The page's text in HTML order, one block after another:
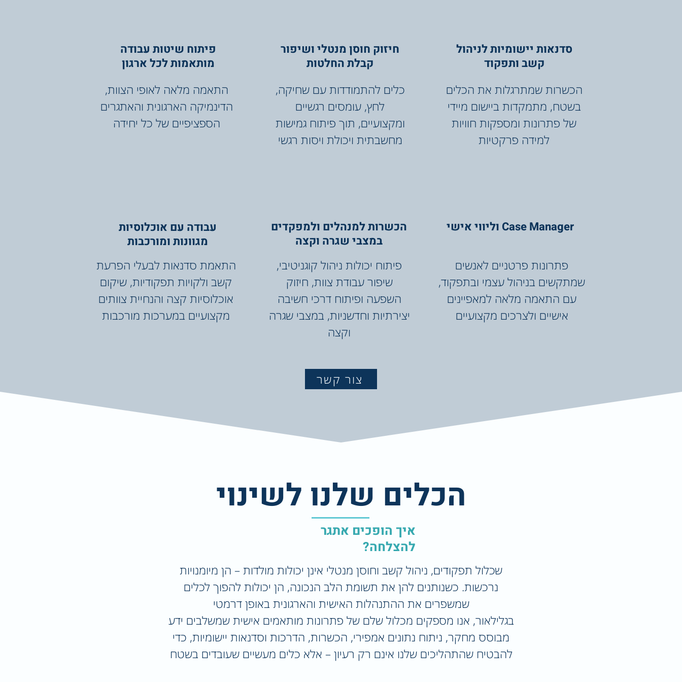
פיתוח שיטות עבודה
מותאמות לכל ארגון
התאמה מלאה לאופי הצוות,
הדינמיקה הארגונית והאתגרים
הספציפיים של כל יחידה
חיזוק חוסן מנטלי ושיפור
קבלת החלטות
כלים להתמודדות עם שחיקה,
לחץ, עומסים רגשיים
ומקצועיים, תוך פיתוח גמישות
מחשבתית ויכולת ויסות רגשי
סדנאות יישומיות לניהול
קשב ותפקוד
הכשרות שמתרגלות את הכלים
בשטח, מתמקדות ביישום מיידי
של פתרונות ומספקות חוויות
למידה פרקטיות
עבודה עם אוכלוסיות
מגוונות ומורכבות
התאמת סדנאות לבעלי הפרעת
קשב ולקויות תפקודיות, שיקום
אוכלוסיות קצה והנחיית צוותים
מקצועיים במערכות מורכבות
הכשרות למנהלים ולמפקדים
במצבי שגרה וקצה
פיתוח יכולות ניהול קוגניטיבי,
שיפור עבודת צוות, חיזוק
השפעה ופיתוח דרכי חשיבה
יצירתיות וחדשניות, במצבי שגרה
וקצה
פתרונות פרטניים לאנשים
שמתקשים בניהול עצמי ובתפקוד,
עם התאמה מלאה למאפיינים
אישיים ולצרכים מקצועיים
צור קשר
הכלים שלנו לשינוי
איך הופכים אתגר
להצלחה?
שכלול תפקודים, ניהול קשב וחוסן מנטלי אינן יכולות מולדות – הן מיומנויות
נרכשות. כשנותנים להן את תשומת הלב הנכונה, הן יכולות להפוך לכלים
שמשפרים את ההתנהלות האישית והארגונית באופן דרמטי
בגלילאור, אנו מספקים מכלול שלם של פתרונות מותאמים אישית שמשלבים ידע
מבוסס מחקר, ניתוח נתונים אמפירי, הכשרות, הדרכות וסדנאות יישומיות, כדי
להבטיח שהתהליכים שלנו אינם רק רעיון – אלא כלים מעשיים שעובדים בשטח